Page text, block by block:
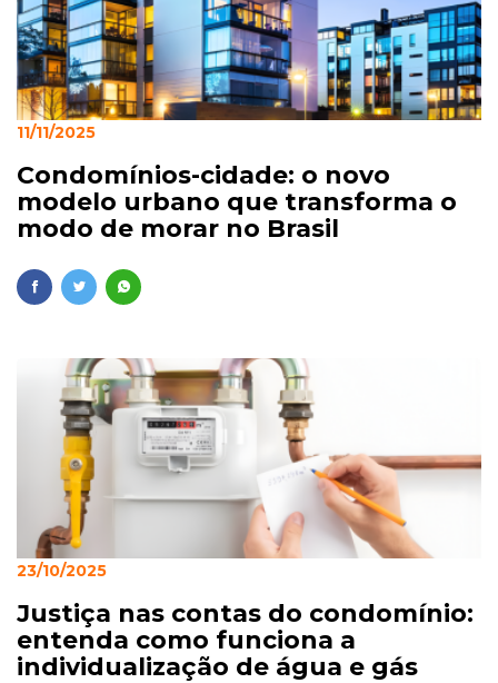
11/11/2025
Condomínios-cidade: o novo
modelo urbano que transforma o
modo de morar no Brasil
23/10/2025
Justiça nas contas do condomínio:
entenda como funciona a
individualização de água e gás